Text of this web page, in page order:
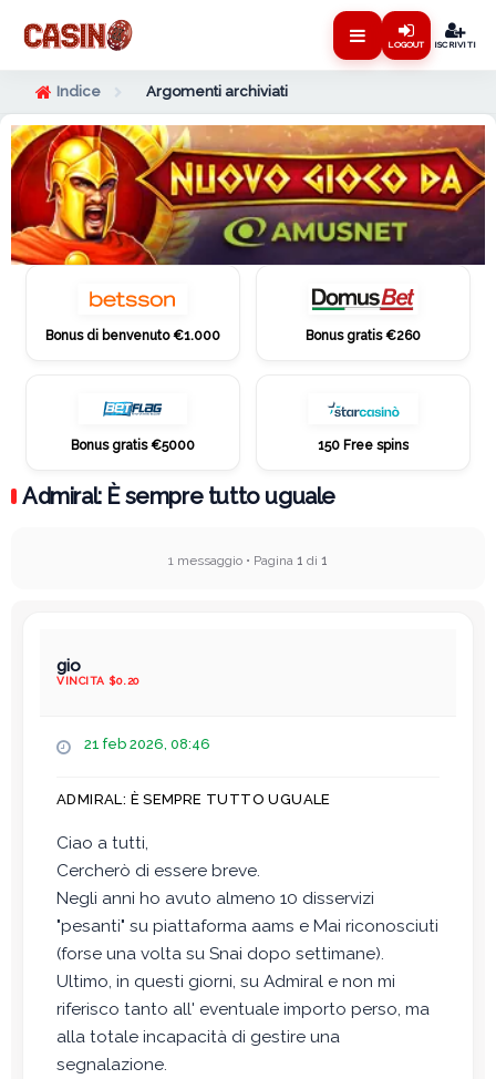
LOGOUT ISCRIVITI
Indice Argomenti archiviati
Bonus di benvenuto €1.000 Bonus gratis €260
Bonus gratis €5000 150 Free spins
Admiral: È sempre tutto uguale
1 messaggio • Pagina 1 di 1
gio
VINCITA $0.20
M
s
g
g
o
21 feb 2026, 08:46
ADMIRAL: È SEMPRE TUTTO UGUALE
Ciao a tutti,
Cercherò di essere breve.
Negli anni ho avuto almeno 10 disservizi
"pesanti" su piattaforma aams e Mai riconosciuti
(forse una volta su Snai dopo settimane).
Ultimo, in questi giorni, su Admiral e non mi
riferisco tanto all' eventuale importo perso, ma
alla totale incapacità di gestire una
segnalazione.